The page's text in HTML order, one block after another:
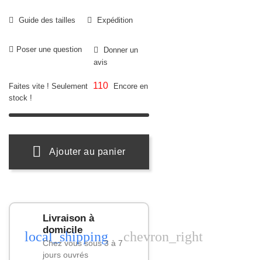
Guide des tailles Expédition
Poser une question
Donner un
avis
Faites vite ! Seulement 110
Encore en
stock !
Ajouter au panier
local_shipping
Livraison à
domicile
Chez vous sous 3 à 7
jours ouvrés
chevron_right